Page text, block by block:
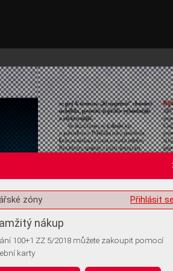
volitelných informací
Přihlásit
zóny
nákup
100+1 ZZ 5/2018 můžete zakoupit pomocí
karty